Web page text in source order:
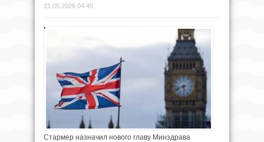
21.05.2026 04:45
Стармер назначил нового главу Минздрава